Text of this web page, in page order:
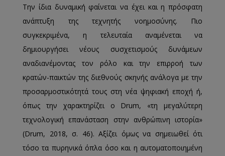
Την ίδια δυναμική φαίνεται να έχει και η πρόσφατη
ανάπτυξη της τεχνητής νοημοσύνης. Πιο
συγκεκριμένα, η τελευταία αναμένεται να
δημιουργήσει νέους συσχετισμούς δυνάμεων
αναδιανέμοντας τον ρόλο και την επιρροή των
κρατών-παικτών της διεθνούς σκηνής ανάλογα με την
προσαρμοστικότητά τους στη νέα ψηφιακή εποχή ή,
όπως την χαρακτηρίζει ο Drum, «τη μεγαλύτερη
τεχνολογική επανάσταση στην ανθρώπινη ιστορία»
(Drum, 2018, σ. 46). Αξίζει όμως να σημειωθεί ότι
τόσο τα πυρηνικά όπλα όσο και η αυτοματοποιημένη